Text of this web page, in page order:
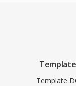
Template